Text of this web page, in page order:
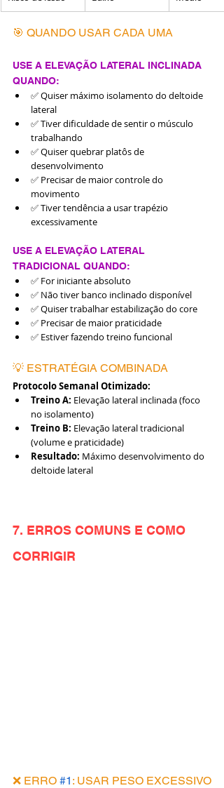
🎯 QUANDO USAR CADA UMA
USE A ELEVAÇÃO LATERAL INCLINADA
QUANDO:
✅ Quiser máximo isolamento do deltoide
lateral
✅ Tiver dificuldade de sentir o músculo
trabalhando
✅ Quiser quebrar platôs de
desenvolvimento
✅ Precisar de maior controle do
movimento
✅ Tiver tendência a usar trapézio
excessivamente
USE A ELEVAÇÃO LATERAL
TRADICIONAL QUANDO:
✅ For iniciante absoluto
✅ Não tiver banco inclinado disponível
✅ Quiser trabalhar estabilização do core
✅ Precisar de maior praticidade
✅ Estiver fazendo treino funcional
💡 ESTRATÉGIA COMBINADA
Protocolo Semanal Otimizado:
Treino A: Elevação lateral inclinada (foco
no isolamento)
Treino B: Elevação lateral tradicional
(volume e praticidade)
Resultado: Máximo desenvolvimento do
deltoide lateral
7. ERROS COMUNS E COMO
CORRIGIR
❌ ERRO #1 : USAR PESO EXCESSIVO